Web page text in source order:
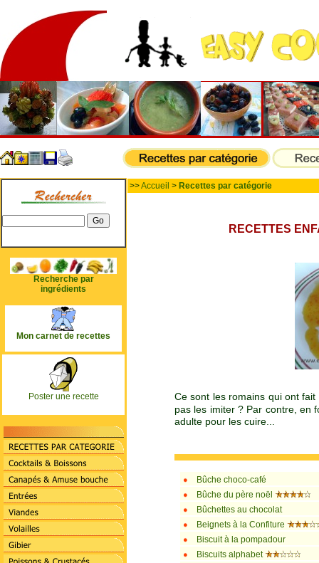
Recherche par
ingrédients
Mon carnet de recettes
Poster une recette
>>Accueil > Recettes par catégorie
RECETTES
Ce sont les romains qui ont
pas les imiter ? Par contre,
adulte pour les cuire...
Bûche choco-café
Bûche du père noël
Bûchettes au chocolat
Beignets à la Confiture
Biscuit à la pompadour
Biscuits alphabet